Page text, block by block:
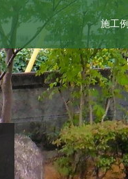
施工例